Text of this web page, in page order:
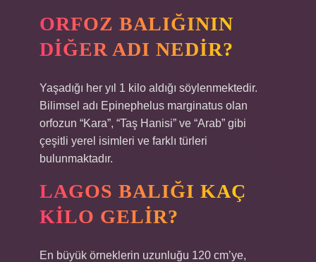
ORFOZ BALIĞININ
DIĞER ADI NEDIR?
Yaşadığı her yıl 1 kilo aldığı söylenmektedir.
Bilimsel adı Epinephelus marginatus olan
orfozun “Kara”, “Taş Hanisi” ve “Arab” gibi
çeşitli yerel isimleri ve farklı türleri
bulunmaktadır.
LAGOS BALIĞI KAÇ
KILO GELIR?
En büyük örneklerin uzunluğu 120 cm’ye,